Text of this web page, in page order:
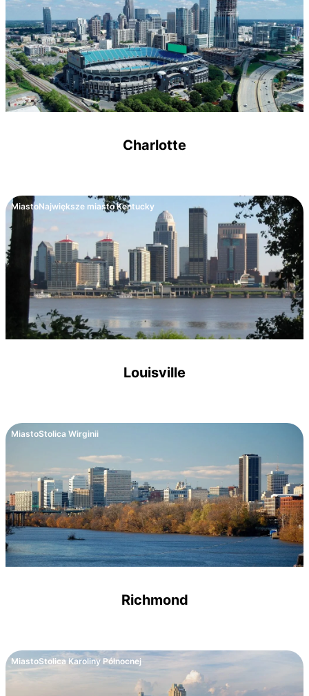
Charlotte
MiastoNajwiększe miasto Kentucky
Louisville
MiastoStolica Wirginii
Richmond
MiastoStolica Karoliny Północnej